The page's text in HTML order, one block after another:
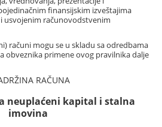
finansijskim izveštajima
usvojenim računovodstvenim
računi mogu se u skladu sa odredbama
obveznika primene ovog pravilnika dalje
RAČUNA
neuplaćeni kapital i stalna
imovina